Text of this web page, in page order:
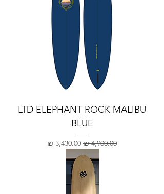
LTD ELEPHANT ROCK MALIBU
BLUE
מחיר רגיל מחיר מבצע